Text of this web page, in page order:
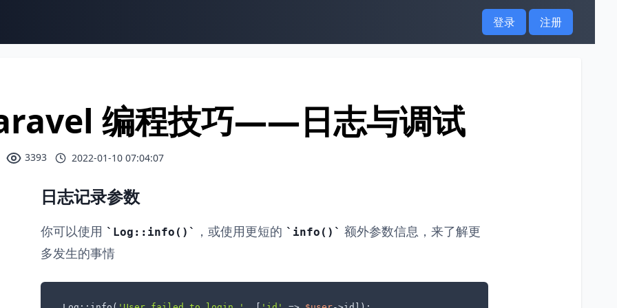
登录 注册
编程技巧——日志与调试
3393 2022-01-10 07:04:07
日志记录参数
你可以使用 Log::info() ，或使用更短的 info()
额外参数信息，来了解更
多发生的事情